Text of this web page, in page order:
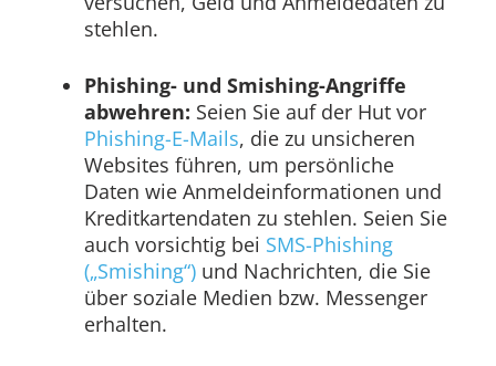
stehlen.
Phishing- und Smishing-Angriffe
abwehren: Seien Sie auf der Hut vor
Phishing-E-Mails, die zu unsicheren
Websites führen, um persönliche
Daten wie Anmeldeinformationen und
Kreditkartendaten zu stehlen. Seien Sie
auch vorsichtig bei SMS-Phishing
(„Smishing“)und Nachrichten, die Sie
über soziale Medien bzw. Messenger
erhalten.